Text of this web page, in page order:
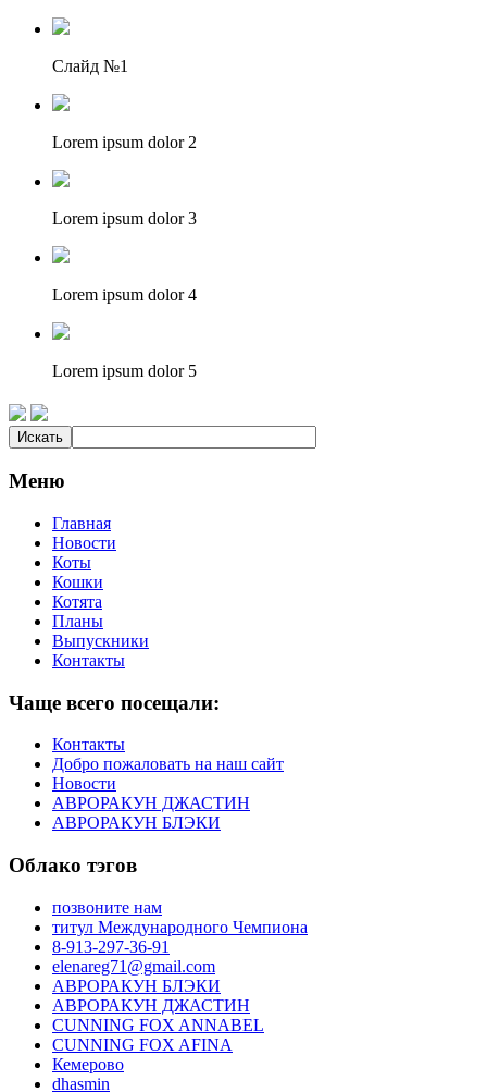
Слайд №1
Lorem ipsum dolor 2
Lorem ipsum dolor 3
Lorem ipsum dolor 4
Lorem ipsum dolor 5
Меню
Главная
Новости
Коты
Кошки
Котята
Планы
Выпускники
Контакты
Чаще всего посещали:
Контакты
Добро пожаловать на наш сайт
Новости
АВРОРАКУН ДЖАСТИН
АВРОРАКУН БЛЭКИ
Облако тэгов
позвоните нам
титул Международного Чемпиона
8-913-297-36-91
elenareg71@gmail.com
АВРОРАКУН БЛЭКИ
АВРОРАКУН ДЖАСТИН
CUNNING FOX ANNABEL
CUNNING FOX AFINA
Кемерово
dhasmin